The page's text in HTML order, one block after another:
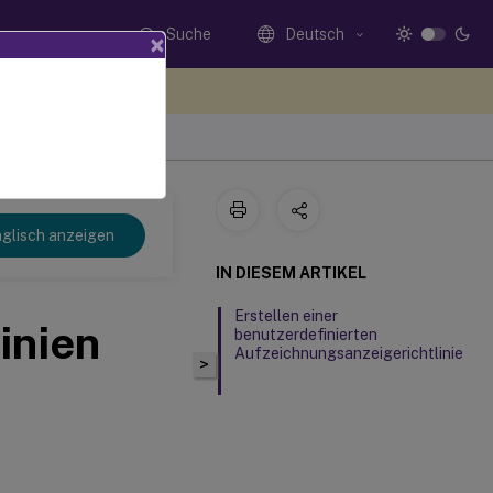
Suche Deutsch
anzeigen
>
IN DIESEM ARTIKEL
Erstellen einer
benutzerdefinierten
Aufzeichnungsanzeigerichtlinie
×